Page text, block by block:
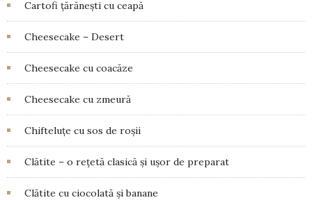
Cartofi țărănești cu ceapă
Cheesecake – Desert
Cheesecake cu coacăze
Cheesecake cu zmeură
Chifteluțe cu sos de roșii
Clătite – o rețetă clasică și ușor de preparat
Clătite cu ciocolată și banane